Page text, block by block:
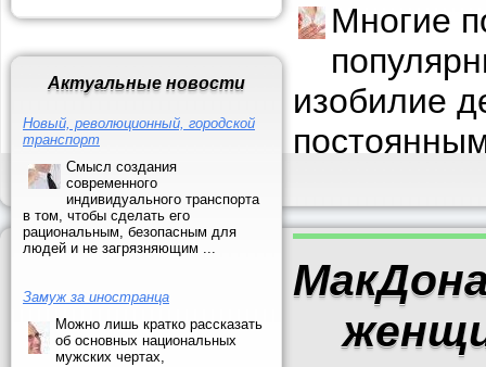
Актуальные новости
Новый, революционный, городской
транспорт
Смысл создания
современного
индивидуального транспорта
в том, чтобы сделать его
рациональным, безопасным для
людей и не загрязняющим ...
Замуж за иностранца
Можно лишь кратко рассказать
об основных национальных
мужских чертах,
Многие
изобилие